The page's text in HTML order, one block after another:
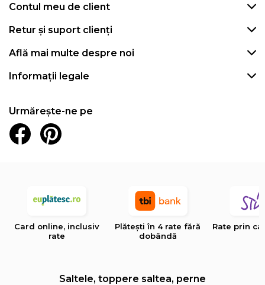
Contul meu de client
Retur și suport clienți
Află mai multe despre noi
Informații legale
Urmărește-ne pe
Card online, inclusiv
rate
Plătești în 4 rate fără
dobândă
Rate prin
Saltele, toppere saltea, perne